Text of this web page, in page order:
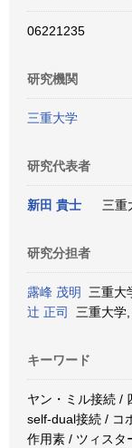
06221235
研究機関
三重大学
研究代表者
新田 貴士 三重
研究分担者
露峰 茂明
三重大
辻 正司
三重大学
キーワード
ヤン・ミル接続 /
self-dual接続 / コ
作用素 / ツィスタ